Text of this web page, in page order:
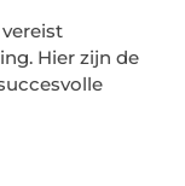
Hier zijn de